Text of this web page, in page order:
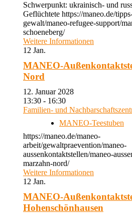
Schwerpunkt: ukrainisch- und
Geflüchtete https://maneo.de/
gewalt/maneo-refugee-support/
schoeneberg/
Weitere Informationen
12 Jan.
MANEO-
Nord
12. Januar 2028
13:30 - 16:30
Familien- und
MANEO-Teestuben
https://maneo.de/maneo-
arbeit/gewaltpraevention/maneo-
aussenkontaktstellen/maneo-
marzahn-nord/
Weitere Informationen
12 Jan.
MANEO-
Hohenschönhausen